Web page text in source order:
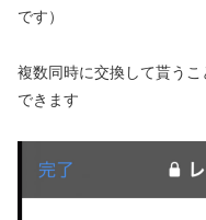
です）
複数同時に交換して貰う
できます